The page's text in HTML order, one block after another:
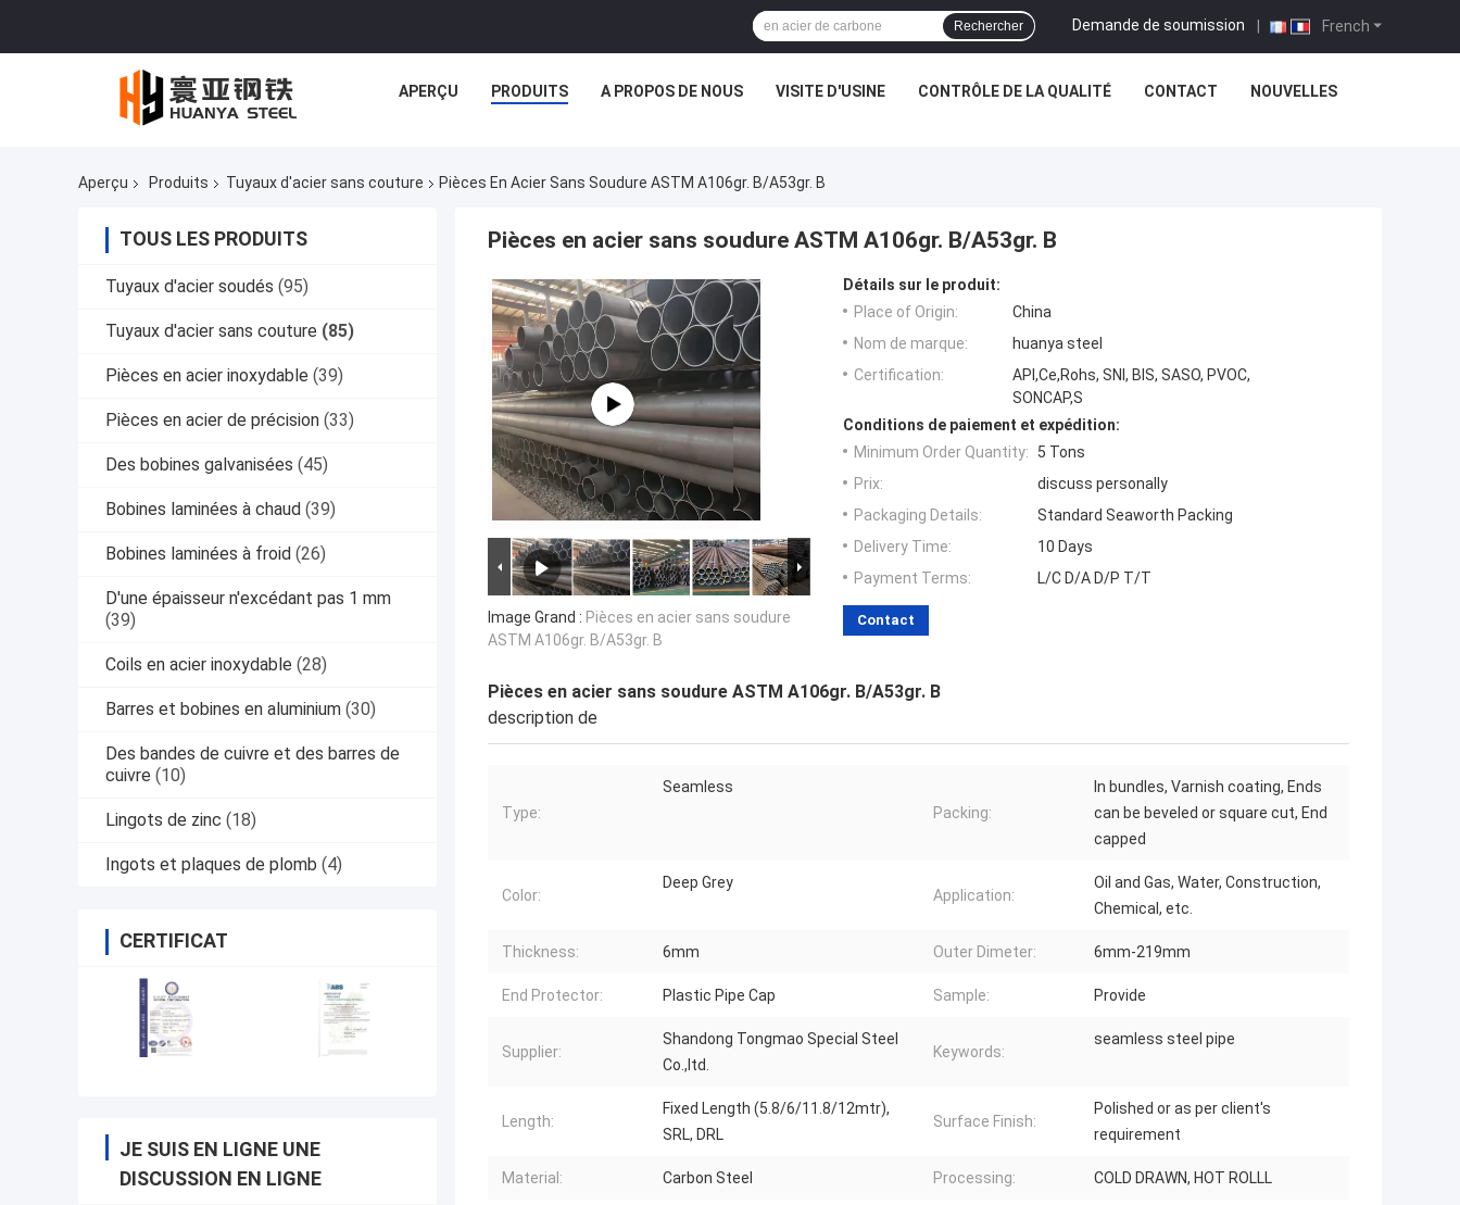
French
Demande de soumission |
Rechercher
APERÇU PRODUITS A PROPOS DE NOUS VISITE D'USINE CONTRÔLE DE LA QUALITÉ CONTACT NOUVELLES
Aperçu Produits Tuyaux d'acier sans couture Pièces En Acier Sans Soudure ASTM A106gr. B/A53gr. B
TOUS LES PRODUITS
Tuyaux d'acier soudés (95)
Tuyaux d'acier sans couture (85)
Pièces en acier inoxydable (39)
Pièces en acier de précision (33)
Des bobines galvanisées (45)
Bobines laminées à chaud (39)
Bobines laminées à froid (26)
D'une épaisseur n'excédant pas 1 mm
(39)
Coils en acier inoxydable (28)
Barres et bobines en aluminium (30)
Des bandes de cuivre et des barres de
cuivre (10)
Lingots de zinc (18)
Ingots et plaques de plomb (4)
CERTIFICAT
JE SUIS EN LIGNE UNE
DISCUSSION EN LIGNE
Pièces en acier sans soudure ASTM A106gr. B/A53gr. B
Image Grand : Pièces en acier sans soudure
ASTM A106gr. B/A53gr. B
Détails sur le produit:
Place of Origin:
China
Nom de marque:
huanya steel
Certification:
API,Ce,Rohs, SNI, BIS, SASO, PVOC,
SONCAP,S
Conditions de paiement et expédition:
Minimum Order Quantity:
5 Tons
Prix:
discuss personally
Packaging Details:
Standard Seaworth Packing
Delivery Time:
10 Days
Payment Terms:
L/C D/A D/P T/T
Contact
Pièces en acier sans soudure ASTM A106gr. B/A53gr. B
description de
Type:
Seamless
Packing:
In bundles, Varnish coating, Ends
can be beveled or square cut, End
capped
Color:
Deep Grey
Application:
Oil and Gas, Water, Construction,
Chemical, etc.
Thickness: 6mm Outer Dimeter: 6mm-219mm
End Protector: Plastic Pipe Cap Sample: Provide
Supplier:
Shandong Tongmao Special Steel
Co.,ltd.
Keywords:
seamless steel pipe
Length:
Fixed Length (5.8/6/11.8/12mtr),
SRL, DRL
Surface Finish:
Polished or as per client's
requirement
Material: Carbon Steel Processing: COLD DRAWN, HOT ROLLL